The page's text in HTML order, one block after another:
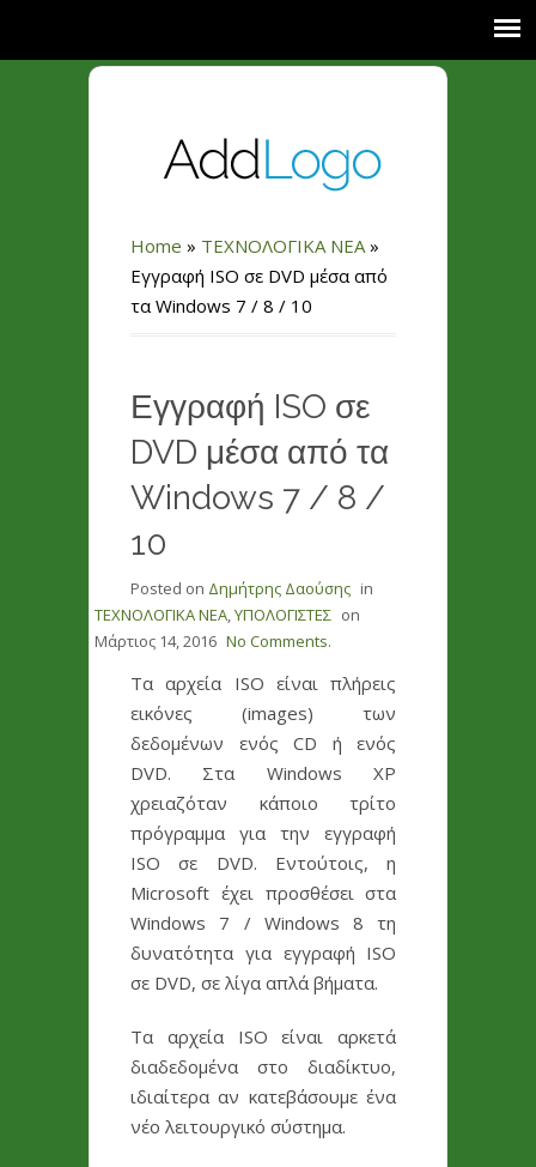
Home » ΤΕΧΝΟΛΟΓΙΚΑ ΝΕΑ»
Εγγραφή ISO σε DVD μέσα από
τα Windows 7 / 8 / 10
Εγγραφή ISO σε
DVD μέσα από τα
Windows 7 / 8 /
10
Posted on Δημήτρης Δαούσης in
ΤΕΧΝΟΛΟΓΙΚΑ ΝΕΑ,ΥΠΟΛΟΓΙΣΤΕΣ on
Μάρτιος 14, 2016 No Comments.
Τα αρχεία ISO είναι πλήρεις
εικόνες (images) των
δεδομένων ενός CD ή ενός
DVD. Στα Windows XP
χρειαζόταν κάποιο τρίτο
πρόγραμμα για την εγγραφή
ISO σε DVD. Εντούτοις, η
Microsoft έχει προσθέσει στα
Windows 7 / Windows 8 τη
δυνατότητα για εγγραφή ISO
σε DVD, σε λίγα απλά βήματα.
Τα αρχεία ISO είναι αρκετά
διαδεδομένα στο διαδίκτυο,
ιδιαίτερα αν κατεβάσουμε ένα
νέο λειτουργικό σύστημα.